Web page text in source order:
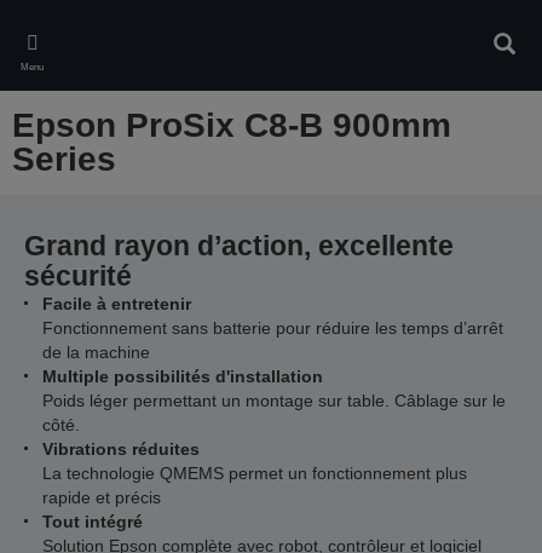
main
content
Menu
Epson ProSix C8-B 900mm
Series
Grand rayon d’action, excellente
sécurité
Facile à entretenir
Fonctionnement sans batterie pour réduire les temps d’arrêt
de la machine
Multiple possibilités d'installation
Poids léger permettant un montage sur table. Câblage sur le
côté.
Vibrations réduites
La technologie QMEMS permet un fonctionnement plus
rapide et précis
Tout intégré
Solution Epson complète avec robot, contrôleur et logiciel